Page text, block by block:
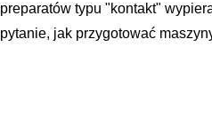
preparatów typu "kontakt"
pytanie, jak przygotować